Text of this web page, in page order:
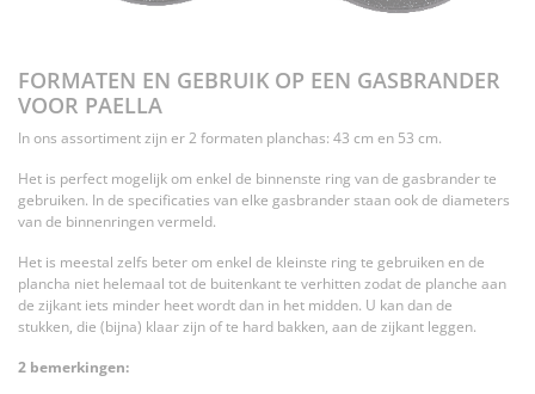
FORMATEN EN GEBRUIK OP EEN GASBRANDER
VOOR PAELLA
In ons assortiment zijn er 2 formaten planchas: 43 cm en 53 cm.
Het is perfect mogelijk om enkel de binnenste ring van de gasbrander te
gebruiken. In de specificaties van elke gasbrander staan ook de diameters
van de binnenringen vermeld.
Het is meestal zelfs beter om enkel de kleinste ring te gebruiken en de
plancha niet helemaal tot de buitenkant te verhitten zodat de planche aan
de zijkant iets minder heet wordt dan in het midden. U kan dan de
stukken, die (bijna) klaar zijn of te hard bakken, aan de zijkant leggen.
2 bemerkingen: